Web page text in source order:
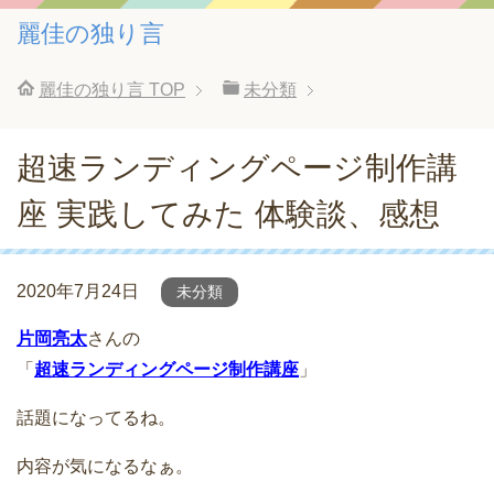
麗佳の独り言
麗佳の独り言 TOP 未分類
超速ランディングページ制作講
座 実践してみた 体験談、感想
2020年7月24日 未分類
片岡亮太さんの
「 超速ランディングページ制作講座 」
話題になってるね。
内容が気になるなぁ。